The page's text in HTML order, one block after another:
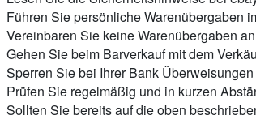
Führen Sie persönliche Warenübergaben
Vereinbaren Sie keine Warenübergaben
Gehen Sie beim Barverkauf mit dem
Sperren Sie bei Ihrer Bank
Prüfen Sie regelmäßig und in kurzen
Sollten Sie bereits auf die oben